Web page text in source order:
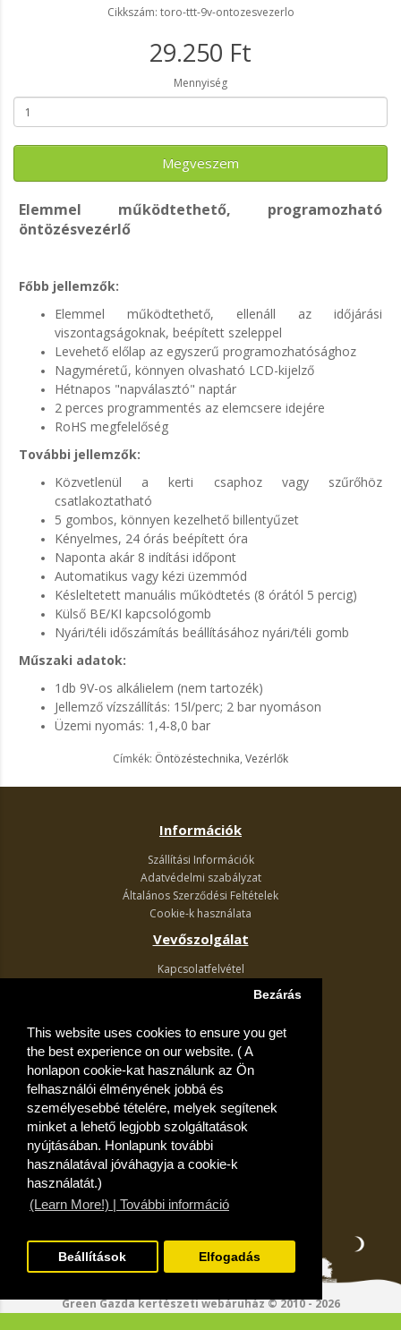
This website uses cookies to ensure you get
the best experience on our website. ( A
honlapon cookie-kat használunk az Ön
felhasználói élményének jobbá és
személyesebbé tételére, melyek segítenek
minket a lehető legjobb szolgáltatások
nyújtásában. Honlapunk további
használatával jóváhagyja a cookie-k
használatát.)
(Learn More!) | További információ
Bezárás
Beállítások Elfogadás
Cikkszám: toro-ttt-9v-ontozesvezerlo
29.250 Ft
Mennyiség
Megveszem
Elemmel működtethető, programozható
öntözésvezérlő
Főbb jellemzők:
Elemmel működtethető, ellenáll az időjárási
viszontagságoknak, beépített szeleppel
Levehető előlap az egyszerű programozhatósághoz
Nagyméretű, könnyen olvasható LCD-kijelző
Hétnapos "napválasztó" naptár
2 perces programmentés az elemcsere idejére
RoHS megfelelőség
További jellemzők:
Közvetlenül a kerti csaphoz vagy szűrőhöz
csatlakoztatható
5 gombos, könnyen kezelhető billentyűzet
Kényelmes, 24 órás beépített óra
Naponta akár 8 indítási időpont
Automatikus vagy kézi üzemmód
Késleltetett manuális működtetés (8 órától 5 percig)
Külső BE/KI kapcsológomb
Nyári/téli időszámítás beállításához nyári/téli gomb
Műszaki adatok:
1db 9V-os alkálielem (nem tartozék)
Jellemző vízszállítás: 15l/perc; 2 bar nyomáson
Üzemi nyomás: 1,4-8,0 bar
Címkék: Öntözéstechnika, Vezérlők
Információk
Szállítási Információk
Adatvédelmi szabályzat
Általános Szerződési Feltételek
Cookie-k használata
Vevőszolgálat
Kapcsolatfelvétel
Akciós ajánlatok
Fiók
Kívánságlista
Green Gazda kertészeti webáruház © 2010 - 2026